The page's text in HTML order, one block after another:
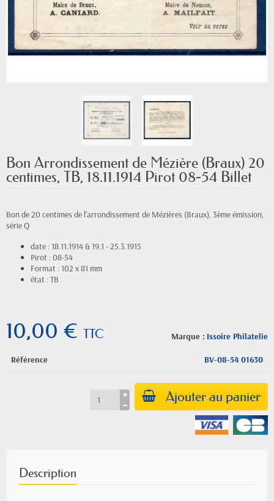
Bon Arrondissement de Mézière (Braux) 20
centimes, TB, 18.11.1914 Pirot 08-54 Billet
Bon de 20 centimes de l'arrondissement de Mézières (Braux), 3ème émission,
série Q
date : 18.11.1914 & 19.1 - 25.3.1915
Pirot : 08-54
Format : 102 x 81 mm
état : TB
Marque : Issoire Philatelie
10,00 € TTC
Référence BV-08-54 01630
Ajouter au panier
Description